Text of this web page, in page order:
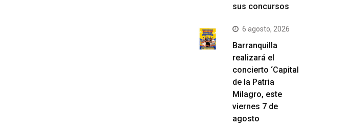
sus concursos
6 agosto, 2026
Barranquilla
realizará el
concierto ‘Capital
de la Patria
Milagro, este
viernes 7 de
agosto